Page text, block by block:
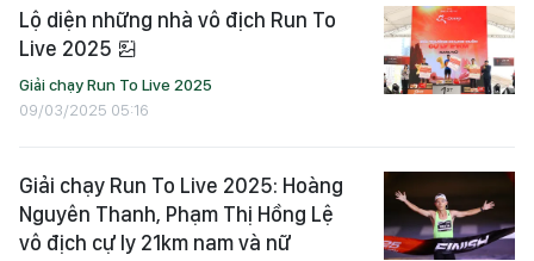
Lộ diện những nhà vô địch Run To
Live 2025
Giải chạy Run To Live 2025
09/03/2025 05:16
Giải chạy Run To Live 2025: Hoàng
Nguyên Thanh, Phạm Thị Hồng Lệ
vô địch cự ly 21km nam và nữ